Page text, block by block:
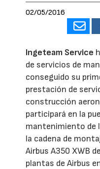
02/05/2016
Ingeteam Service
de servicios de
conseguido su
prestación de
construcción
participará en la
mantenimiento de
la cadena de
Airbus A350 XWB
plantas de Airbus